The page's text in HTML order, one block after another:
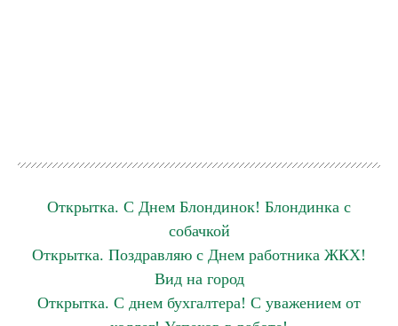
Открытка. С Днем Блондинок! Блондинка с
собачкой
Открытка. Поздравляю с Днем работника ЖКХ!
Вид на город
Открытка. С днем бухгалтера! С уважением от